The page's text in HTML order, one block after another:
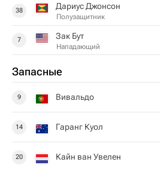
38 Дариус Джонсон
Полузащитник
7 Зак Бут
Нападающий
Запасные
9 Вивальдо
14 Гаранг Куол
20 Кайн ван Увелен